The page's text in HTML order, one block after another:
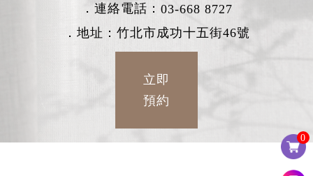
0
．連絡電話： 03-668 8727
．地址：竹北市成功十五街46號
立即
預約